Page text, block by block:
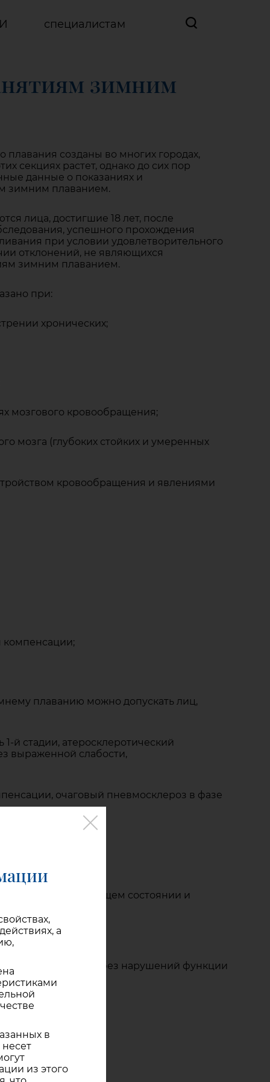
специалистам
зимним
плавания созданы во многих городах,
секциях растет, однако до сих пор
данные о показаниях и
зимним плаванием.
лица, достигшие 18 лет, после
успешного прохождения
при условии удовлетворительного
отклонений, не являющихся
зимним плаванием.
при:
хронических;
мозгового кровообращения;
мозга (глубоких стойких и умеренных
кровообращения и явлениями
компенсации;
плаванию можно допускать лиц,
й стадии, атеросклеротический
выраженной слабости,
очаговый пневмосклероз в фазе
компенсации);
общем состоянии и
нарушения без нарушений функции
а
в
из этого